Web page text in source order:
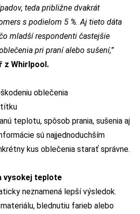
teda približne dvakrát
s podielom 5 %. Aj tieto dáta
mladší respondenti častejšie
pri praní alebo sušení,”
z Whirlpool.
oblečenia
teplotu, spôsob prania, sušenia aj
sú najjednoduchším
kus oblečenia starať správne.
vysokej teplote
neznamená lepší výsledok.
blednutiu farieb alebo